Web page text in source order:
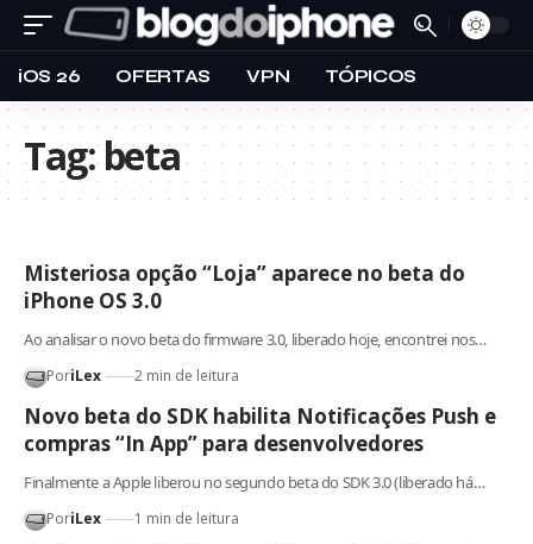
iOS 26 OFERTAS VPN TÓPICOS
Tag:beta
Misteriosa opção “Loja” aparece no beta do
iPhone OS 3.0
Ao analisar o novo beta do firmware 3.0, liberado hoje, encontrei nos…
PoriLex 2 min de leitura
Novo beta do SDK habilita Notificações Push e
compras “In App” para desenvolvedores
Finalmente a Apple liberou no segundo beta do SDK 3.0 (liberado há…
PoriLex 1 min de leitura